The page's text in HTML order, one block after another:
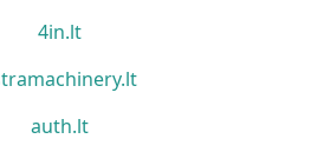
4in.lt
auth.lt